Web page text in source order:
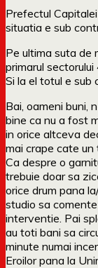
Prefectul
situatia e sub
Pe ultima suta de
primarul
Si la el totul e sub
Bai, oameni buni,
bine ca nu a fost
in orice altceva
mai crape cate un
Ca despre o
trebuie doar sa
orice drum pana
studio sa
interventie. Pai
au toti bani sa
minute numai
Eroilor pana la